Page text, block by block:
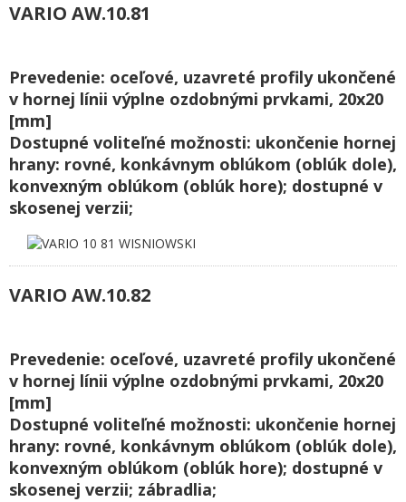
VARIO AW.10.81
Prevedenie: oceľové, uzavreté profily ukončené
v hornej línii výplne ozdobnými prvkami, 20x20
[mm]
Dostupné voliteľné možnosti: ukončenie hornej
hrany: rovné, konkávnym oblúkom (oblúk dole),
konvexným oblúkom (oblúk hore); dostupné v
skosenej verzii;
VARIO AW.10.82
Prevedenie: oceľové, uzavreté profily ukončené
v hornej línii výplne ozdobnými prvkami, 20x20
[mm]
Dostupné voliteľné možnosti: ukončenie hornej
hrany: rovné, konkávnym oblúkom (oblúk dole),
konvexným oblúkom (oblúk hore); dostupné v
skosenej verzii; zábradlia;